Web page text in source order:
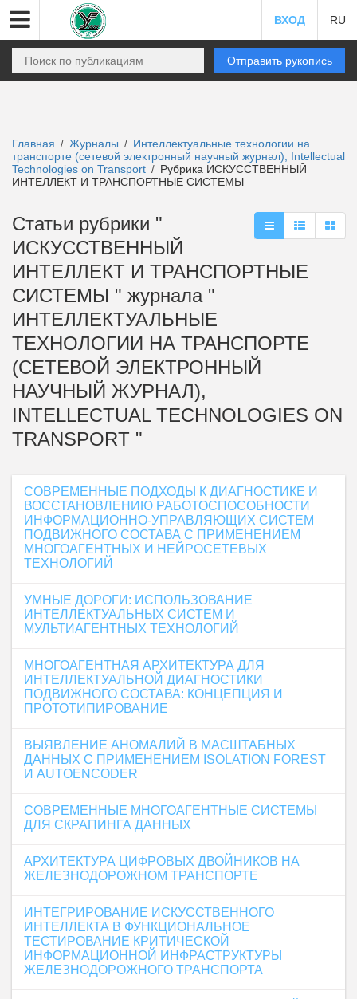
ВХОД RU
Отправить рукопись
Главная / Журналы / Интеллектуальные технологии на
транспорте (сетевой электронный научный журнал), Intellectual
Technologies on Transport / Рубрика ИСКУССТВЕННЫЙ
ИНТЕЛЛЕКТ И ТРАНСПОРТНЫЕ СИСТЕМЫ
Статьи рубрики "
ИСКУССТВЕННЫЙ
ИНТЕЛЛЕКТ И ТРАНСПОРТНЫЕ
СИСТЕМЫ " журнала "
ИНТЕЛЛЕКТУАЛЬНЫЕ
ТЕХНОЛОГИИ НА ТРАНСПОРТЕ
(СЕТЕВОЙ ЭЛЕКТРОННЫЙ
НАУЧНЫЙ ЖУРНАЛ),
INTELLECTUAL TECHNOLOGIES ON
TRANSPORT "
СОВРЕМЕННЫЕ ПОДХОДЫ К ДИАГНОСТИКЕ И
ВОССТАНОВЛЕНИЮ РАБОТОСПОСОБНОСТИ
ИНФОРМАЦИОННО-УПРАВЛЯЮЩИХ СИСТЕМ
ПОДВИЖНОГО СОСТАВА С ПРИМЕНЕНИЕМ
МНОГОАГЕНТНЫХ И НЕЙРОСЕТЕВЫХ
ТЕХНОЛОГИЙ
УМНЫЕ ДОРОГИ: ИСПОЛЬЗОВАНИЕ
ИНТЕЛЛЕКТУАЛЬНЫХ СИСТЕМ И
МУЛЬТИАГЕНТНЫХ ТЕХНОЛОГИЙ
МНОГОАГЕНТНАЯ АРХИТЕКТУРА ДЛЯ
ИНТЕЛЛЕКТУАЛЬНОЙ ДИАГНОСТИКИ
ПОДВИЖНОГО СОСТАВА: КОНЦЕПЦИЯ И
ПРОТОТИПИРОВАНИЕ
ВЫЯВЛЕНИЕ АНОМАЛИЙ В МАСШТАБНЫХ
ДАННЫХ С ПРИМЕНЕНИЕМ ISOLATION FOREST
И AUTOENCODER
СОВРЕМЕННЫЕ МНОГОАГЕНТНЫЕ СИСТЕМЫ
ДЛЯ СКРАПИНГА ДАННЫХ
АРХИТЕКТУРА ЦИФРОВЫХ ДВОЙНИКОВ НА
ЖЕЛЕЗНОДОРОЖНОМ ТРАНСПОРТЕ
ИНТЕГРИРОВАНИЕ ИСКУССТВЕННОГО
ИНТЕЛЛЕКТА В ФУНКЦИОНАЛЬНОЕ
ТЕСТИРОВАНИЕ КРИТИЧЕСКОЙ
ИНФОРМАЦИОННОЙ ИНФРАСТРУКТУРЫ
ЖЕЛЕЗНОДОРОЖНОГО ТРАНСПОРТА